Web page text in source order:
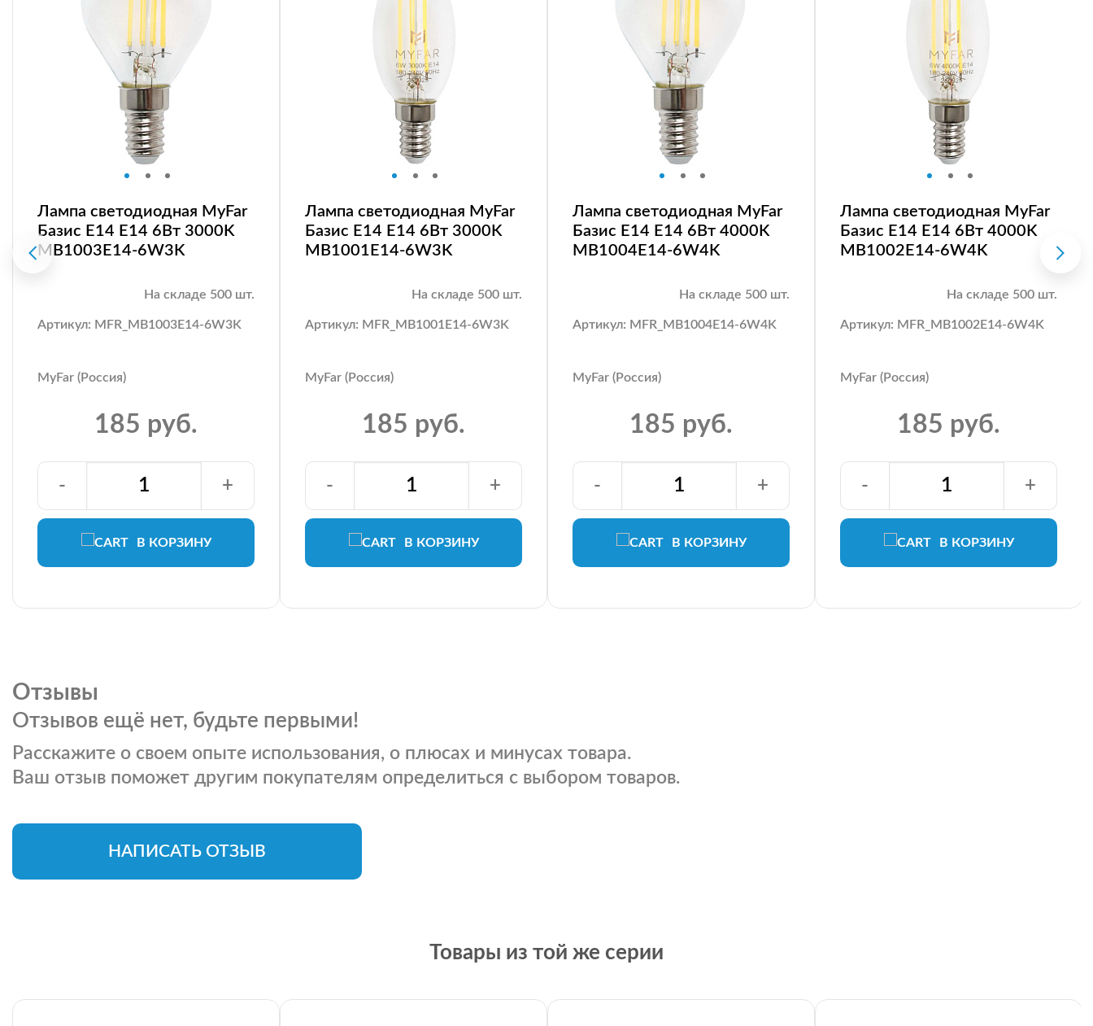
Лампа светодиодная MyFar
Базис E14 E14 6Вт 3000K
MB1003E14-6W3K
На складе 500 шт.
Артикул: MFR_MB1003E14-6W3K
MyFar (Россия)
185 руб.
В КОРЗИНУ
- +
Лампа светодиодная MyFar
Базис E14 E14 6Вт 3000K
MB1001E14-6W3K
На складе 500 шт.
Артикул: MFR_MB1001E14-6W3K
MyFar (Россия)
185 руб.
В КОРЗИНУ
- +
Лампа светодиодная MyFar
Базис E14 E14 6Вт 4000K
MB1004E14-6W4K
На складе 500 шт.
Артикул: MFR_MB1004E14-6W4K
MyFar (Россия)
185 руб.
В КОРЗИНУ
- +
Лампа светодиодная MyFar
Базис E14 E14 6Вт 4000K
MB1002E14-6W4K
На складе 500 шт.
Артикул: MFR_MB1002E14-6W4K
MyFar (Россия)
185 руб.
В КОРЗИНУ
- +
Отзывы
Отзывов ещё нет, будьте первыми!
Расскажите о своем опыте использования, о плюсах и минусах товара.
Ваш отзыв поможет другим покупателям определиться с выбором товаров.
НАПИСАТЬ ОТЗЫВ
Товары из той же серии